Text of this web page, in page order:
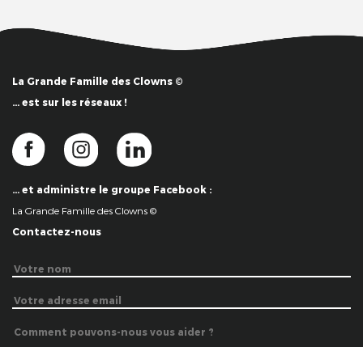
La Grande Famille des Clowns ©
… est sur les réseaux !
… et administre le groupe Facebook :
La Grande Famille des Clowns ©
Contactez-nous